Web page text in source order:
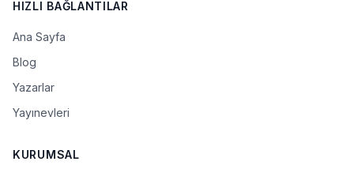
HIZLI BAĞLANTILAR
Ana Sayfa
Blog
Yazarlar
Yayınevleri
KURUMSAL